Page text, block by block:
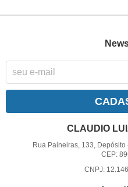
CLAUDIO
Rua Paineiras, 133, Depósito
CEP:
CNPJ: